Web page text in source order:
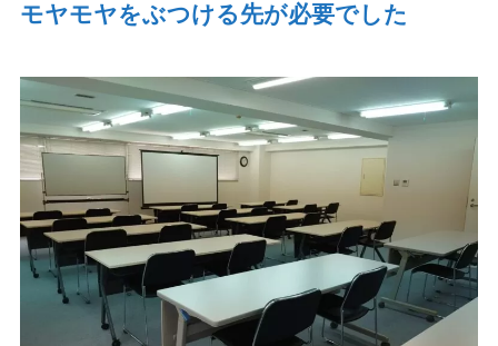
モヤモヤをぶつける先が必要でした